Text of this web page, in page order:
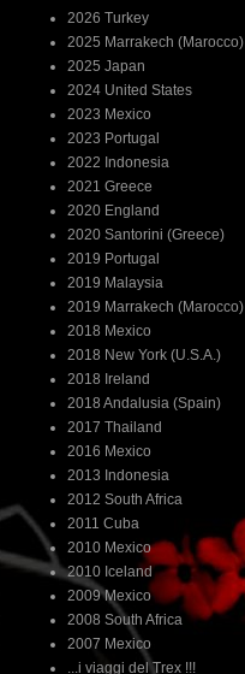
2026 Turkey
2025 Marrakech (Marocco)
2025 Japan
2024 United States
2023 Mexico
2023 Portugal
2022 Indonesia
2021 Greece
2020 England
2020 Santorini (Greece)
2019 Portugal
2019 Malaysia
2019 Marrakech (Marocco)
2018 Mexico
2018 New York (U.S.A.)
2018 Ireland
2018 Andalusia (Spain)
2017 Thailand
2016 Mexico
2013 Indonesia
2012 South Africa
2011 Cuba
2010 Mexico
2010 Iceland
2009 Mexico
2008 South Africa
2007 Mexico
...i viaggi del Trex !!!